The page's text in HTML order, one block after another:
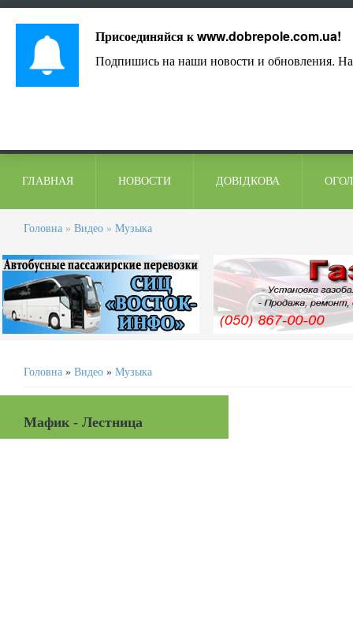
ГЛАВНАЯ НОВОСТИ ДОВІДКОВА
Головна » Видео » Музыка
Головна » Видео » Музыка
Мафик - Лестница
Присоединяйся кwww.dobrepole.com.ua!
Подпишись на наши новости и обновления.